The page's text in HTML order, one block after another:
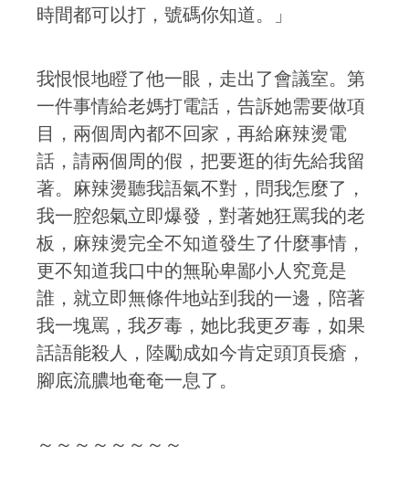
時間都可以打，號碼你知道。」
我恨恨地瞪了他一眼，走出了會議室。第
一件事情給老媽打電話，告訴她需要做項
目，兩個周內都不回家，再給麻辣燙電
話，請兩個周的假，把要逛的街先給我留
著。麻辣燙聽我語氣不對，問我怎麼了，
我一腔怨氣立即爆發，對著她狂罵我的老
板，麻辣燙完全不知道發生了什麼事情，
更不知道我口中的無恥卑鄙小人究竟是
誰，就立即無條件地站到我的一邊，陪著
我一塊罵，我歹毒，她比我更歹毒，如果
話語能殺人，陸勵成如今肯定頭頂長瘡，
腳底流膿地奄奄一息了。
～～～～～～～～